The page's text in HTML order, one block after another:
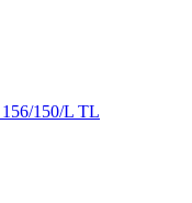
150/L TL